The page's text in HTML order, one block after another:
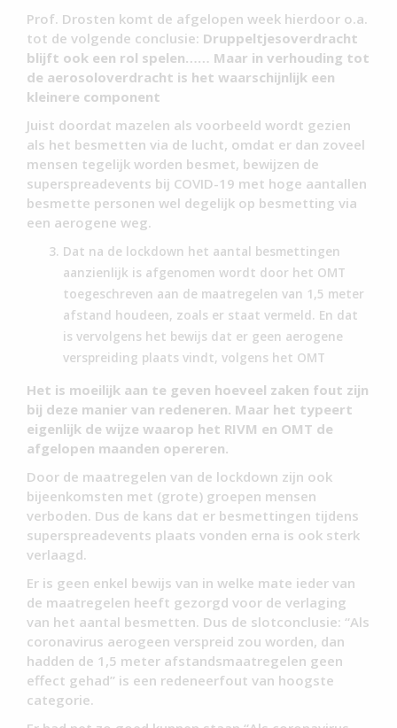
Prof. Drosten komt de afgelopen week hierdoor o.a.
tot de volgende conclusie: Druppeltjesoverdracht
blijft ook een rol spelen…… Maar in verhouding tot
de aerosoloverdracht is het waarschijnlijk een
kleinere component
Juist doordat mazelen als voorbeeld wordt gezien
als het besmetten via de lucht, omdat er dan zoveel
mensen tegelijk worden besmet, bewijzen de
superspreadevents bij COVID-19 met hoge aantallen
besmette personen wel degelijk op besmetting via
een aerogene weg.
Dat na de lockdown het aantal besmettingen
aanzienlijk is afgenomen wordt door het OMT
toegeschreven aan de maatregelen van 1,5 meter
afstand houdeen, zoals er staat vermeld. En dat
is vervolgens het bewijs dat er geen aerogene
verspreiding plaats vindt, volgens het OMT
Het is moeilijk aan te geven hoeveel zaken fout zijn
bij deze manier van redeneren. Maar het typeert
eigenlijk de wijze waarop het RIVM en OMT de
afgelopen maanden opereren.
Door de maatregelen van de lockdown zijn ook
bijeenkomsten met (grote) groepen mensen
verboden. Dus de kans dat er besmettingen tijdens
superspreadevents plaats vonden erna is ook sterk
verlaagd.
Er is geen enkel bewijs van in welke mate ieder van
de maatregelen heeft gezorgd voor de verlaging
van het aantal besmetten. Dus de slotconclusie: “Als
coronavirus aerogeen verspreid zou worden, dan
hadden de 1,5 meter afstandsmaatregelen geen
effect gehad” is een redeneerfout van hoogste
categorie.